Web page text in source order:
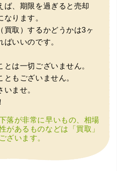
ール査定した際の1.5倍の金
ました。楽器も安心してお
した。戻ってきた際には教
ば、期限を過ぎると売却
なります。
買取）するかどうかは3ヶ
いいのです。
は一切ございません。
もございません。
ませ。
落が非常に早いもの、相場
があるものなどは「買取」
ざいます。